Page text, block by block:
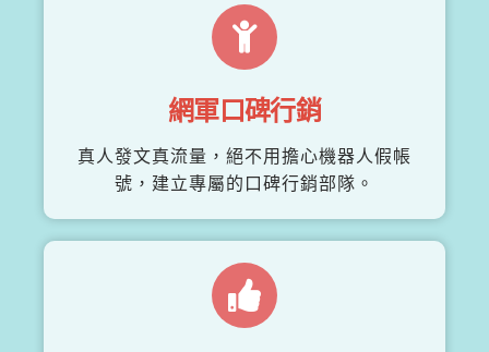
網軍口碑行銷
真人發文真流量，絕不用擔心機器人假帳
號，建立專屬的口碑行銷部隊。